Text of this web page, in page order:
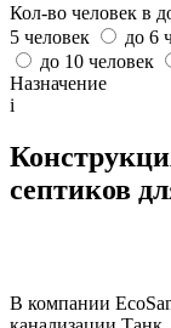
Кол-во человек в
5 человек
до 6
до 10 человек
Назначение
i
септиков
В компании